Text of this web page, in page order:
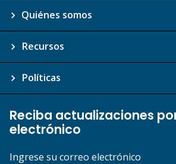
Quiénes somos
Recursos
Políticas
Reciba actualizaciones
electrónico
Ingrese su correo electrónico